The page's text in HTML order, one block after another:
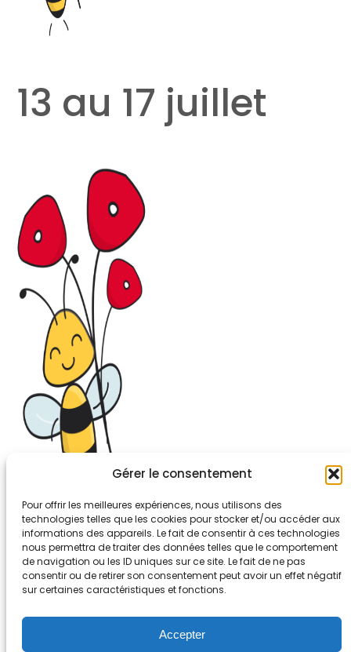
Gérer le consentement
Pour offrir les meilleures expériences, nous utilisons des
technologies telles que les cookies pour stocker et/ou accéder aux
informations des appareils. Le fait de consentir à ces technologies
nous permettra de traiter des données telles que le comportement
de navigation ou les ID uniques sur ce site. Le fait de ne pas
consentir ou de retirer son consentement peut avoir un effet négatif
sur certaines caractéristiques et fonctions.
Accepter
13 au 17 juillet
26-30, rue de Bellevue
92700 COLOMBES
Tél. 01.56.83.88.30
Mentions légales